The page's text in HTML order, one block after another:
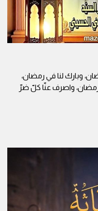
وبارك لنا في رمضان،
رمضان، واصرف عنّا كلّ ضرّ